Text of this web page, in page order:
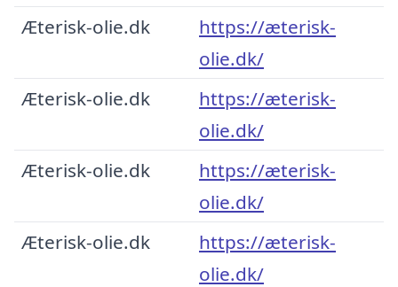
Æterisk-olie.dk
https://æterisk-
olie.dk/
Æterisk-olie.dk
https://æterisk-
olie.dk/
Æterisk-olie.dk
https://æterisk-
olie.dk/
Æterisk-olie.dk
https://æterisk-
olie.dk/